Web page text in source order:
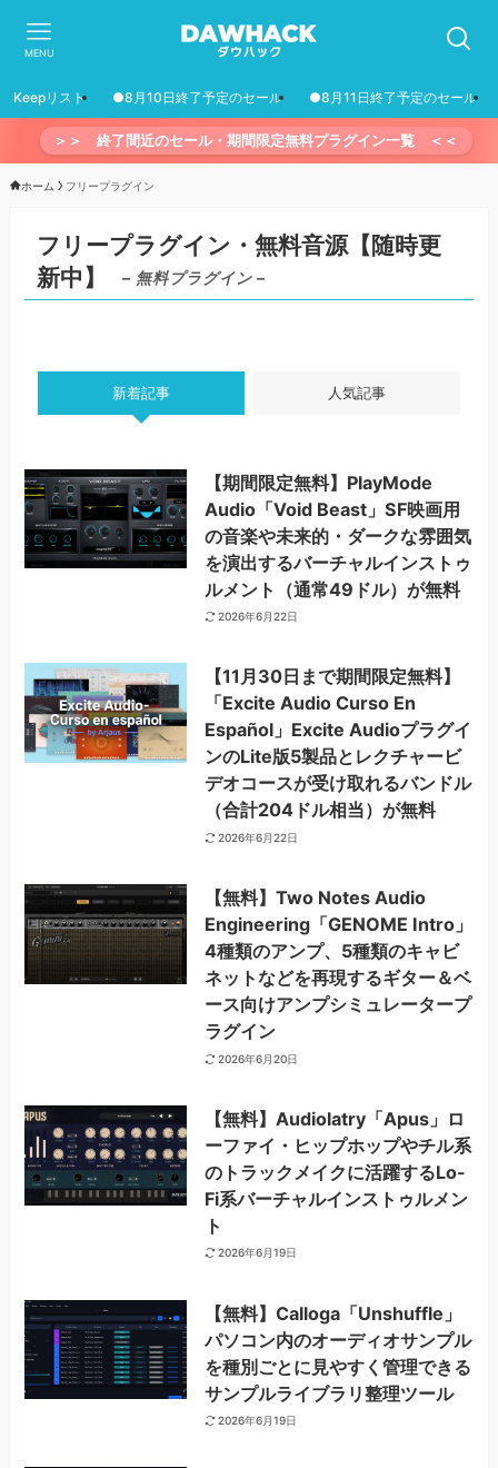
MENU
Keepリスト ●8月10日終了予定のセール ●8月11日終了予定のセール
＞＞ 終了間近のセール・期間限定無料プラグイン一覧 ＜＜
ホーム フリープラグイン
フリープラグイン・無料音源【随時更
新中】
– 無料プラグイン –
新着記事 人気記事
【期間限定無料】PlayMode
Audio「Void Beast」SF映画用
の音楽や未来的・ダークな雰囲気
を演出するバーチャルインストゥ
ルメント（通常49ドル）が無料
2026年6月22日
【11月30日まで期間限定無料】
「Excite Audio Curso En
Español」Excite Audioプラグイ
ンのLite版5製品とレクチャービ
デオコースが受け取れるバンドル
（合計204ドル相当）が無料
2026年6月22日
【無料】Two Notes Audio
Engineering「GENOME Intro」
4種類のアンプ、5種類のキャビ
ネットなどを再現するギター＆ベ
ース向けアンプシミュレータープ
ラグイン
2026年6月20日
【無料】Audiolatry「Apus」ロ
ーファイ・ヒップホップやチル系
のトラックメイクに活躍するLo-
Fi系バーチャルインストゥルメン
ト
2026年6月19日
【無料】Calloga「Unshuffle」
パソコン内のオーディオサンプル
を種別ごとに見やすく管理できる
サンプルライブラリ整理ツール
2026年6月19日